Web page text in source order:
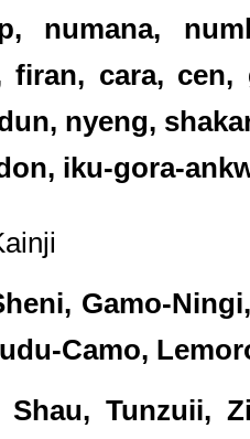
numana,
firan, cara, cen,
nyeng,
iku-gora-
Gamo-
Camo,
Shau, Tunzuii,